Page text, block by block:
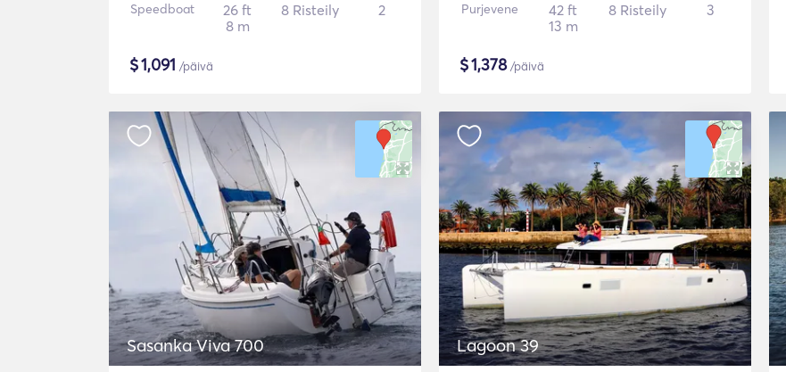
Speedboat
26 ft
8 m
8 Risteily 2
$1,091 /päivä
Purjevene
42 ft
13 m
8 Risteily 3
$1,378/päivä
Sasanka Viva 700 Lagoon 39